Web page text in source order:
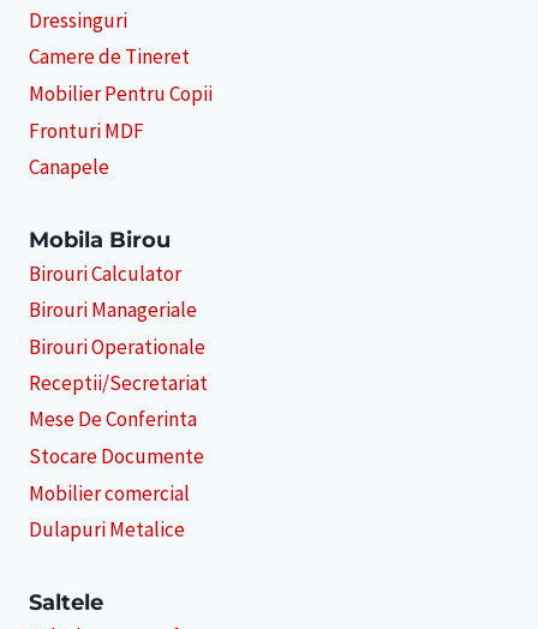
Dressinguri
Camere de Tineret
Mobilier Pentru Copii
Fronturi MDF
Canapele
Mobila Birou
Birouri Calculator
Birouri Manageriale
Birouri Operationale
Receptii/Secretariat
Mese De Conferinta
Stocare Documente
Mobilier comercial
Dulapuri Metalice
Saltele